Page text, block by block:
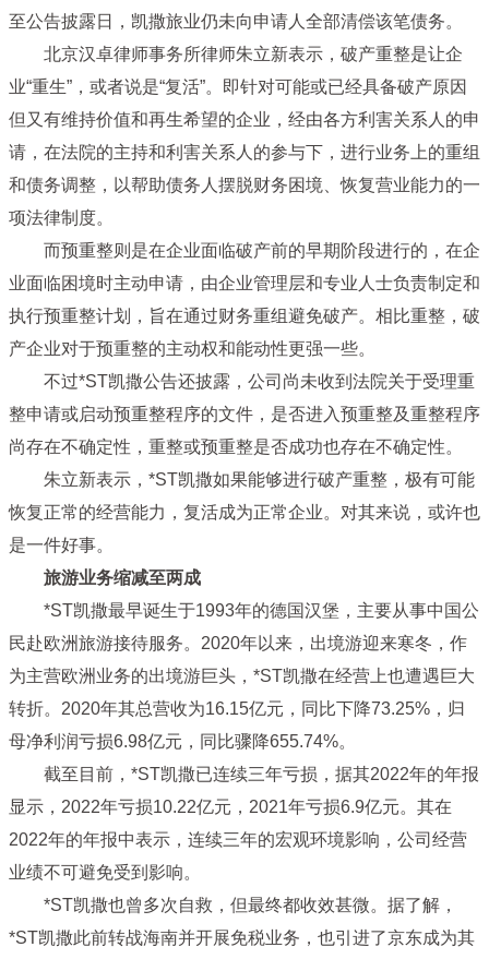
至公告披露日，凯撒旅业仍未向申请人全部清偿该笔债务。
北京汉卓律师事务所律师朱立新表示，破产重整是让企
业“重生”，或者说是“复活”。即针对可能或已经具备破产原因
但又有维持价值和再生希望的企业，经由各方利害关系人的申
请，在法院的主持和利害关系人的参与下，进行业务上的重组
和债务调整，以帮助债务人摆脱财务困境、恢复营业能力的一
项法律制度。
而预重整则是在企业面临破产前的早期阶段进行的，在企
业面临困境时主动申请，由企业管理层和专业人士负责制定和
执行预重整计划，旨在通过财务重组避免破产。相比重整，破
产企业对于预重整的主动权和能动性更强一些。
不过*ST凯撒公告还披露，公司尚未收到法院关于受理重
整申请或启动预重整程序的文件，是否进入预重整及重整程序
尚存在不确定性，重整或预重整是否成功也存在不确定性。
朱立新表示，*ST凯撒如果能够进行破产重整，极有可能
恢复正常的经营能力，复活成为正常企业。对其来说，或许也
是一件好事。
旅游业务缩减至两成
*ST凯撒最早诞生于1993年的德国汉堡，主要从事中国公
民赴欧洲旅游接待服务。2020年以来，出境游迎来寒冬，作
为主营欧洲业务的出境游巨头，*ST凯撒在经营上也遭遇巨大
转折。2020年其总营收为16.15亿元，同比下降73.25%，归
母净利润亏损6.98亿元，同比骤降655.74%。
截至目前，*ST凯撒已连续三年亏损，据其2022年的年报
显示，2022年亏损10.22亿元，2021年亏损6.9亿元。其在
2022年的年报中表示，连续三年的宏观环境影响，公司经营
业绩不可避免受到影响。
*ST凯撒也曾多次自救，但最终都收效甚微。据了解，
*ST凯撒此前转战海南并开展免税业务，也引进了京东成为其